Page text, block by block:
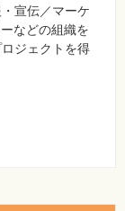
宣伝／マーケ
などの組織を
ジェクトを得